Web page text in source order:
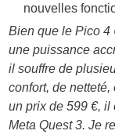
nouvelles
Bien que le Pico 4
une puissance
il souffre de
confort, de
un prix de 599 €, il
Meta Quest 3. Je